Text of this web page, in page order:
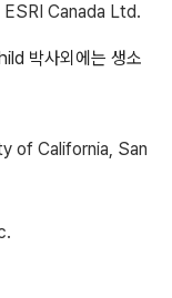
Canada Ltd.
박사외에는 생소
of California, San